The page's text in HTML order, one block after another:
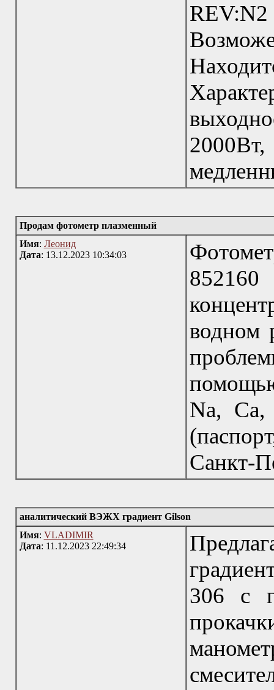
Продам фотометр плазменный
Имя: Леонид
Дата: 13.12.2023 10:34:03
водном
Na,
Санкт-
аналитический ВЭЖХ градиент Gilson
Имя: VLADIMIR
Дата: 11.12.2023 22:49:34
306 с